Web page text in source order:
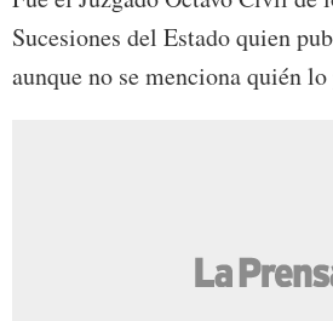
Sucesiones del Estado quien
aunque no se menciona quién